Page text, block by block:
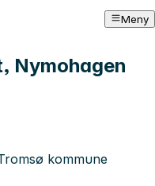
Meny
Nymohagen
kommune